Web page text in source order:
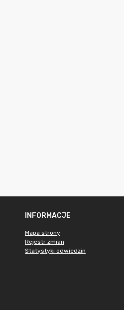
INFORMACJE
Mapa strony
Rejestr zmian
Statystyki odwiedzin